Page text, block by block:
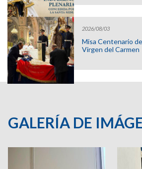
2026/08/03
Misa Centenario
Virgen del Carmen
GALERÍA DE